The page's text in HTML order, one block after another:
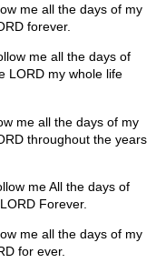
me all the days of my
forever.
me all the days of
LORD my whole life
me all the days of my
throughout the years
me All the days of
Forever.
me all the days of my
for ever.